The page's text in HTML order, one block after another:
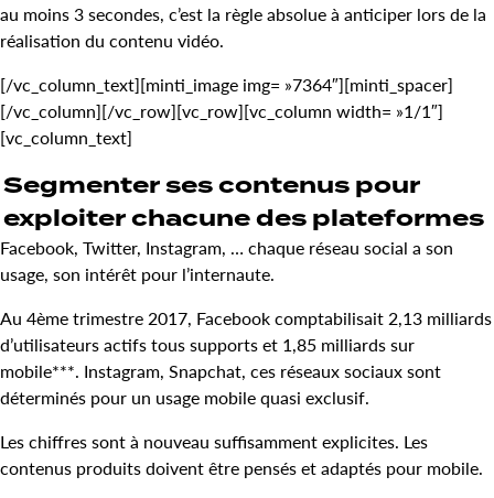
au moins 3 secondes, c’est la règle absolue à anticiper lors de la
réalisation du contenu vidéo.
[/vc_column_text][minti_image img= »7364″][minti_spacer]
[/vc_column][/vc_row][vc_row][vc_column width= »1/1″]
[vc_column_text]
Segmenter ses contenus pour
exploiter chacune des plateformes
Facebook, Twitter, Instagram, … chaque réseau social a son
usage, son intérêt pour l’internaute.
Au 4ème trimestre 2017, Facebook comptabilisait 2,13 milliards
d’utilisateurs actifs tous supports et 1,85 milliards sur
mobile***. Instagram, Snapchat, ces réseaux sociaux sont
déterminés pour un usage mobile quasi exclusif.
Les chiffres sont à nouveau suffisamment explicites. Les
contenus produits doivent être pensés et adaptés pour mobile.